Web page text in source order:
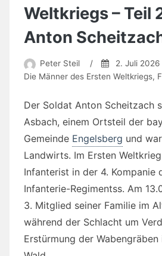
Weltkriegs – Teil
Anton
Peter Steil / 2. Juli 2026
Die Männer des Ersten Weltkriegs,
Der Soldat Anton Scheitzach
Asbach, einem Ortsteil der
Gemeinde Engelsberg und
Landwirts. Im Ersten
Infanterist in der 4. Kompanie
Infanterie-Regimentss. Am
3. Mitglied seiner Familie im
während der Schlacht um
Erstürmung der